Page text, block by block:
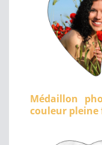
Médaillon
couleur pleine